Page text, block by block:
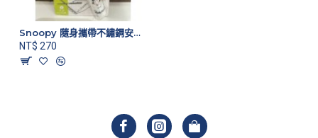
Snoopy 隨身攜帶不鏽鋼安全剪刀 好朋友款
NT$ 270